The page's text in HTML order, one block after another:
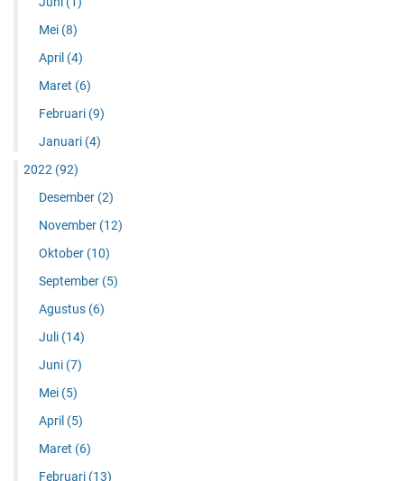
Mei (8)
April (4)
Maret (6)
Februari (9)
Januari (4)
2022 (92)
Desember (2)
November (12)
Oktober (10)
September (5)
Agustus (6)
Juli (14)
Juni (7)
Mei (5)
April (5)
Maret (6)
Februari (13)